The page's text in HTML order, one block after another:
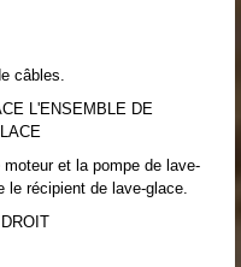
câbles.
L'ENSEMBLE DE
et la pompe de lave-
le récipient de lave-glace.